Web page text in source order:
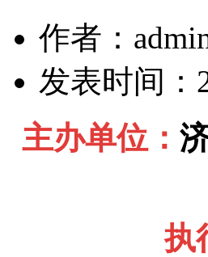
作者：
发表时间：
主办单位：
执